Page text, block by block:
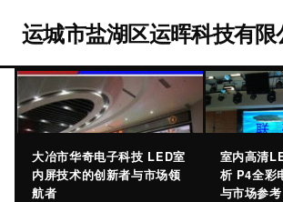
运城市盐湖区运晖科技有限
大冶市华奇电子科技 LED室
内屏技术的创新者与市场领
航者
室内高清
析 P4全彩
与市场参考